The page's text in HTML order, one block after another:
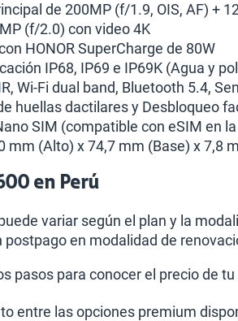
de 200MP (f/1.9, OIS, AF) +
(f/2.0) con video 4K
HONOR SuperCharge de 80W
IP68, IP69 e IP69K (Agua y
Wi-Fi dual band, Bluetooth 5.4,
huellas dactilares y Desbloqueo
SIM (compatible con eSIM en
mm (Alto) x 74,7 mm (Base) x 7,8
en Perú
variar según el plan y la
postpago en modalidad de
pasos para conocer el precio de
entre las opciones premium